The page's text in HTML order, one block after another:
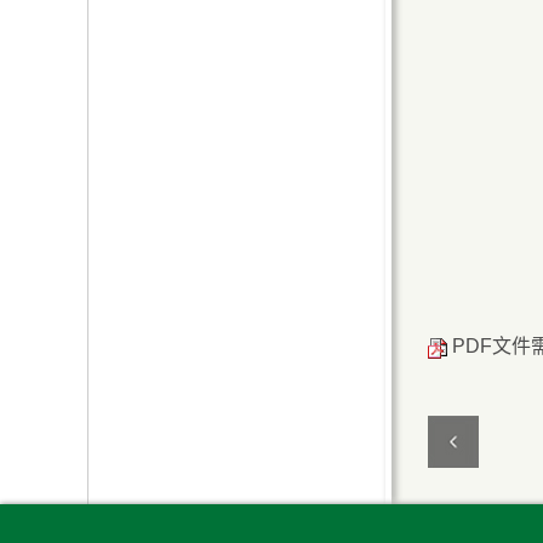
PDF文件